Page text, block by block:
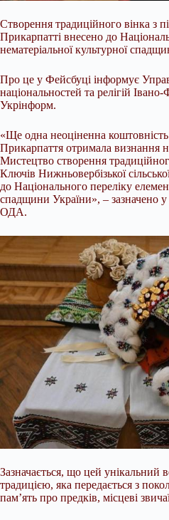
Створення традиційного вінка з
Прикарпатті внесено до
нематеріальної культурної
Про це у Фейсбуці інформує
національностей та релігій
Укрінформ.
«Ще одна неоціненна
Прикарпаття отримала визнання
Мистецтво створення
Ключів Нижньовербізької
до Національного переліку
спадщини України», – зазначено
ОДА.
Зазначається, що цей унікальний
традицією, яка передається з
пам’ять про предків, місцеві